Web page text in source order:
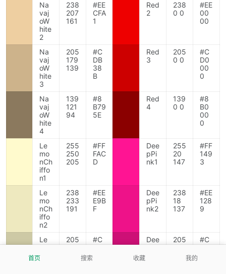
Na
vaj
oW
hite
2
238
207
161
#EE
CFA
1
Red
2
238
0 0
#EE
00
00
Na
vaj
oW
hite
3
205
179
139
#C
DB
38
B
Red
3
205
0 0
#C
D0
00
0
Na
vaj
oW
hite
4
139
121
94
#8
B79
5E
Red
4
139
0 0
#8
B0
00
0
Le
mo
nCh
iffo
n1
255
250
205
#FF
FAC
D
Dee
pPi
nk1
255
20
147
#FF
149
3
Le
mo
nCh
iffo
n2
238
233
191
#EE
E9B
F
Dee
pPi
nk2
238
18
137
#EE
128
9
Le
mo
nCh
iffo
205
201
#C
DC
Dee
pPi
205
16
#C
D10
首页 搜索 收藏 我的